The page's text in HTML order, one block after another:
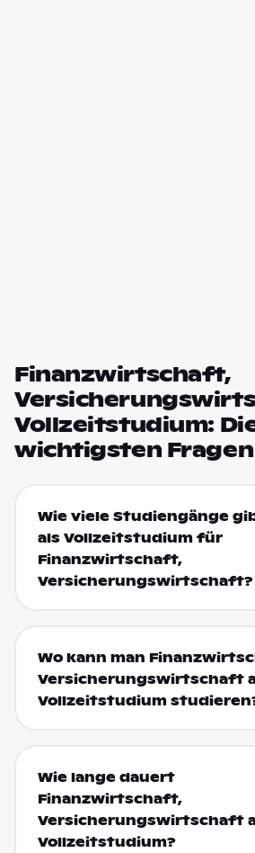
Finanzwirtschaft,
Vollzeitstudium:
wichtigsten Fragen
Wie viele Studiengänge
als Vollzeitstudium für
Finanzwirtschaft,
Versicherungswirtschaft?
Wo kann man
Versicherungswirtschaft
Vollzeitstudium
Wie lange dauert
Finanzwirtschaft,
Versicherungswirtschaft
Vollzeitstudium?